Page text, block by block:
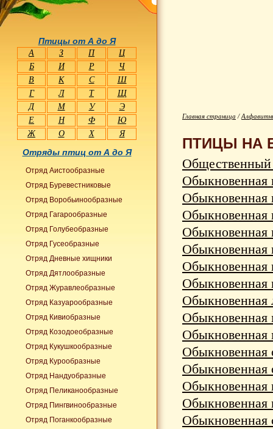
Главная страница /
ПТИЦЫ НА
Общественный
Обыкновенная
Обыкновенная
Обыкновенная
Обыкновенная
Обыкновенная
Обыкновенная
Обыкновенная
Обыкновенная
Обыкновенная
Обыкновенная
Обыкновенная
Обыкновенная
Обыкновенная
Обыкновенная
Обыкновенная
Птицы от А до Я
А З П
Ц
Б
И Р
Ч
В
К С
Ш
Г
Л Т
Щ
Д
М У
Э
Е
Н Ф
Ю
Ж
О Х Я
Отряды птиц от А до Я
Отряд Аистообразные
Отряд Буревестниковые
Отряд Воробьинообразные
Отряд Гагарообразные
Отряд Голубеобразные
Отряд Гусеобразные
Отряд Дневные хищники
Отряд Дятлообразные
Отряд Журавлеобразные
Отряд Казуарообразные
Отряд Кивиобразные
Отряд Козодоеобразные
Отряд Кукушкообразные
Отряд Курообразные
Отряд Нандуобразные
Отряд Пеликанообразные
Отряд Пингвинообразные
Отряд Поганкообразные